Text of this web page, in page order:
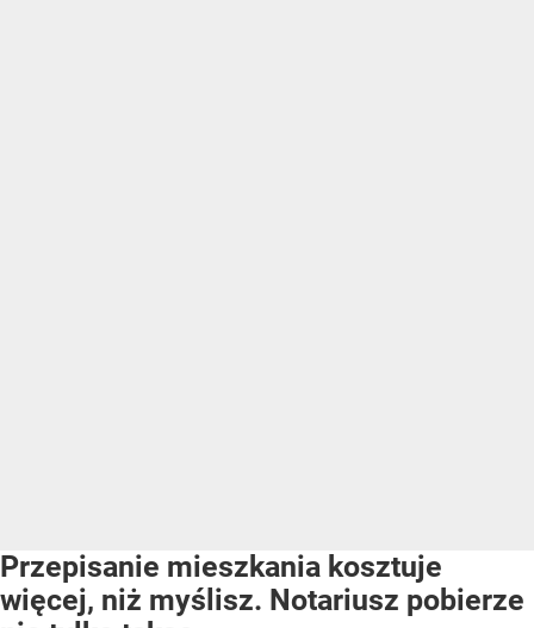
Przepisanie mieszkania kosztuje
więcej, niż myślisz. Notariusz pobierze